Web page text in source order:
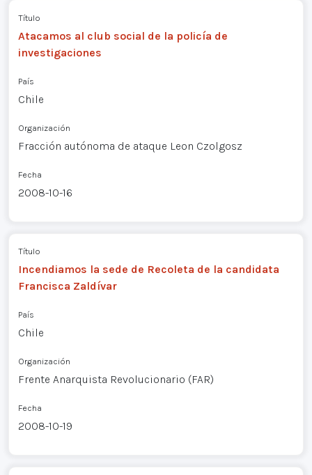
Título
Atacamos al club social de la policía de
investigaciones
País
Chile
Organización
Fracción autónoma de ataque Leon Czolgosz
Fecha
2008-10-16
Título
Incendiamos la sede de Recoleta de la candidata
Francisca Zaldívar
País
Chile
Organización
Frente Anarquista Revolucionario (FAR)
Fecha
2008-10-19